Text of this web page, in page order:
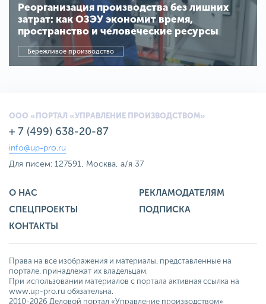
Реорганизация производства без лишних
затрат: как ОЗЭУ экономит время,
пространство и человеческие ресурсы
Бережливое производство
ООО «ПОРТАЛ «УПРАВЛЕНИЕ ПРОИЗВОДСТВОМ»
+ 7 (499) 638-20-87
info@up-pro.ru
Для писем: 127591, Москва, а/я 37
О НАС
РЕКЛАМОДАТЕЛЯМ
СПЕЦПРОЕКТЫ
ПОДПИСКА
КОНТАКТЫ
Права на все изображения и материалы, представленные на
портале, принадлежат их владельцам.
При использовании материалов с портала активная ссылка на
www.up-pro.ru обязательна.
2010-2026 Деловой портал «Управление производством»